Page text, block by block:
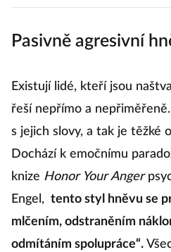
Pasivně agresivní
Existují lidé, kteří jsou
řeší nepřímo a
s jejich slovy, a tak je těžké
Dochází k emočnímu
knize Honor Your Anger
Engel, tento styl hněvu se
mlčením, odstraněním
odmítáním spolupráce“.